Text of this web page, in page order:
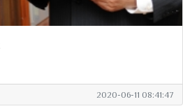
2020-06-11 08:41:47